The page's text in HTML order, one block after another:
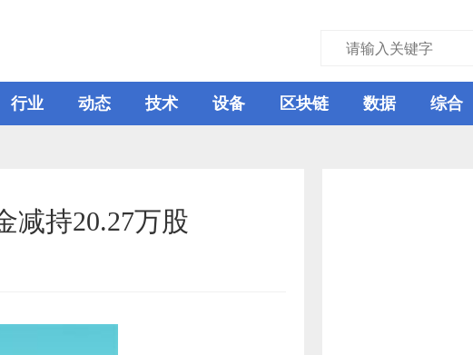
行业 动态 技术 设备 区块链 数据 综合
减持20.27万股